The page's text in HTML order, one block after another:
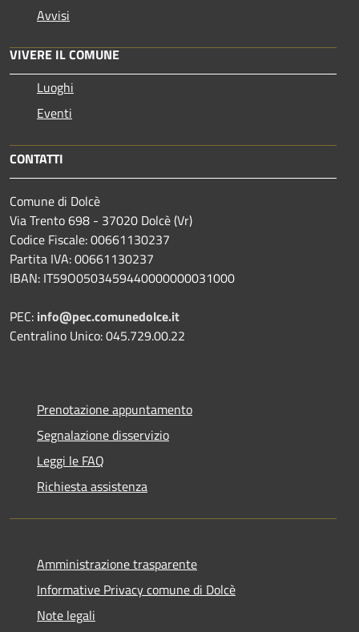
Avvisi
VIVERE IL COMUNE
Luoghi
Eventi
CONTATTI
Comune di Dolcè
Via Trento 698 - 37020 Dolcè (Vr)
Codice Fiscale: 00661130237
Partita IVA: 00661130237
IBAN: IT59O0503459440000000031000
PEC: info@pec.comunedolce.it
Centralino Unico: 045.729.00.22
Prenotazione appuntamento
Segnalazione disservizio
Leggi le FAQ
Richiesta assistenza
Amministrazione trasparente
Informative Privacy comune di Dolcè
Note legali